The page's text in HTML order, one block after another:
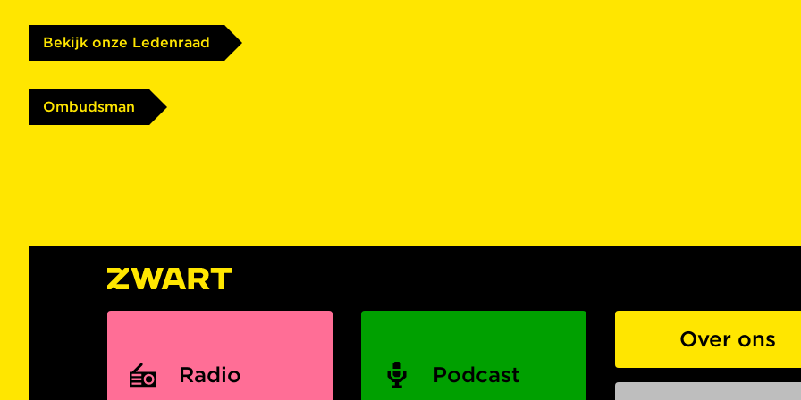
Bekijk onze Ledenraad
Ombudsman
Radio Podcast
Over ons